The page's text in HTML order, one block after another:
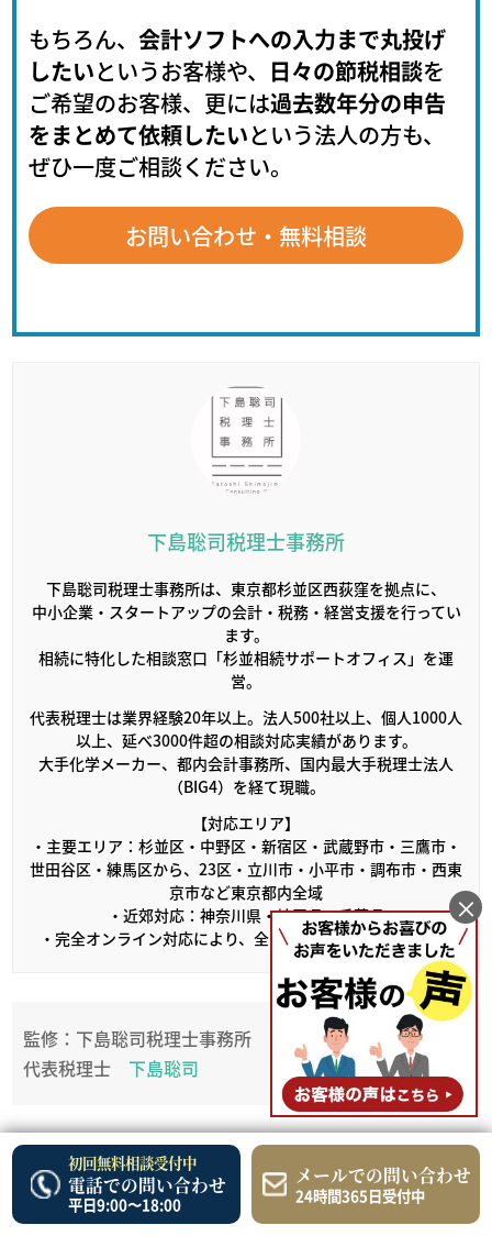
もちろん、会計ソフトへの入力まで丸投げ
したいというお客様や、 日々の節税相談を
ご希望のお客様、更には過去数年分の申告
をまとめて依頼したいという法人の方も、
ぜひ一度ご相談ください。
お問い合わせ・無料相談
下島聡司税理士事務所
下島聡司税理士事務所は、東京都杉並区西荻窪を拠点に、
中小企業・スタートアップの会計・税務・経営支援を行ってい
ます。
相続に特化した相談窓口「杉並相続サポートオフィス」を運
営。
代表税理士は業界経験20年以上。法人500社以上、個人1000人
以上、延べ3000件超の相談対応実績があります。
大手化学メーカー、都内会計事務所、国内最大手税理士法人
（BIG4）を経て現職。
【対応エリア】
・主要エリア：杉並区・中野区・新宿区・武蔵野市・三鷹市・
世田谷区・練馬区から、23区・立川市・小平市・調布市・西東
京市など東京都内全域
・近郊対応：神奈川県・埼玉県・千葉県
・完全オンライン対応により、全国どこからでもご相談可能
監修：下島聡司税理士事務所
代表税理士 下島聡司
初回無料相談受付中
電話での問い合わせ
平日9:00〜18:00
メールでの問い合わせ
24時間365日受付中
×